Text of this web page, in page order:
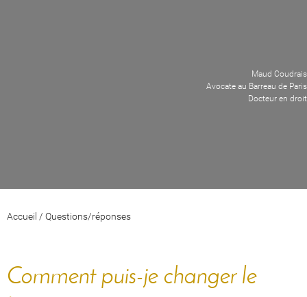
Maud Coudrais
Avocate au Barreau de Paris
Docteur en droit
Accueil / Questions/réponses
Comment puis-je changer le